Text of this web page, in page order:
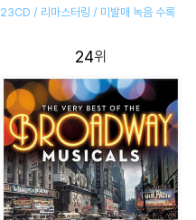
23CD / 리마스터링 / 미발매 녹음 수록
24